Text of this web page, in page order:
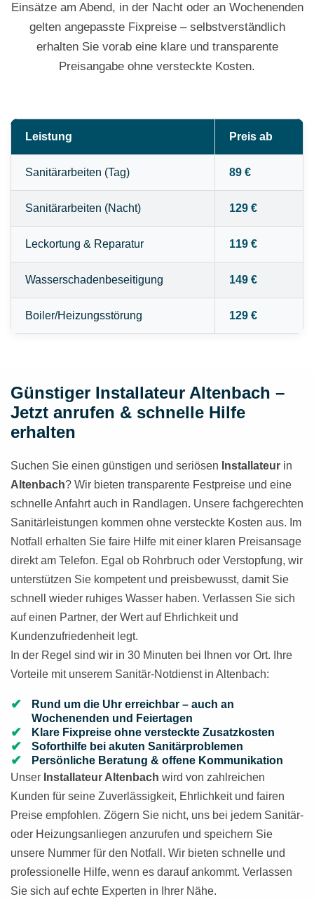
Einsätze am Abend, in der Nacht oder an Wochenenden
gelten angepasste Fixpreise – selbstverständlich
erhalten Sie vorab eine klare und transparente
Preisangabe ohne versteckte Kosten.
Leistung Preis ab
Sanitärarbeiten (Tag) 89 €
Sanitärarbeiten (Nacht) 129 €
Leckortung & Reparatur 119 €
Wasserschadenbeseitigung 149 €
Boiler/Heizungsstörung 129 €
Günstiger Installateur Altenbach –
Jetzt anrufen & schnelle Hilfe
erhalten
Suchen Sie einen günstigen und seriösen Installateur in
Altenbach? Wir bieten transparente Festpreise und eine
schnelle Anfahrt auch in Randlagen. Unsere fachgerechten
Sanitärleistungen kommen ohne versteckte Kosten aus. Im
Notfall erhalten Sie faire Hilfe mit einer klaren Preisansage
direkt am Telefon. Egal ob Rohrbruch oder Verstopfung, wir
unterstützen Sie kompetent und preisbewusst, damit Sie
schnell wieder ruhiges Wasser haben. Verlassen Sie sich
auf einen Partner, der Wert auf Ehrlichkeit und
Kundenzufriedenheit legt.
In der Regel sind wir in 30 Minuten bei Ihnen vor Ort. Ihre
Vorteile mit unserem Sanitär-Notdienst in Altenbach:
Rund um die Uhr erreichbar – auch an
Wochenenden und Feiertagen
Klare Fixpreise ohne versteckte Zusatzkosten
Soforthilfe bei akuten Sanitärproblemen
Persönliche Beratung & offene Kommunikation
Unser Installateur Altenbach wird von zahlreichen
Kunden für seine Zuverlässigkeit, Ehrlichkeit und fairen
Preise empfohlen. Zögern Sie nicht, uns bei jedem Sanitär-
oder Heizungsanliegen anzurufen und speichern Sie
unsere Nummer für den Notfall. Wir bieten schnelle und
professionelle Hilfe, wenn es darauf ankommt. Verlassen
Sie sich auf echte Experten in Ihrer Nähe.